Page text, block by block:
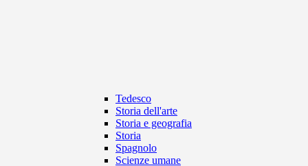
Tedesco
Storia dell'arte
Storia e geografia
Storia
Spagnolo
Scienze umane